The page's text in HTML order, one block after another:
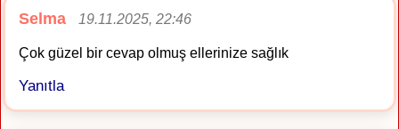
Selma 19.11.2025, 22:46
Çok güzel bir cevap olmuş ellerinize sağlık
Yanıtla